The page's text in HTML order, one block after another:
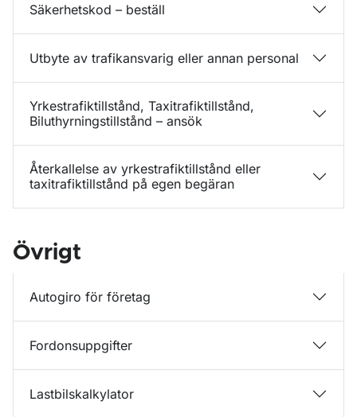
Säkerhetskod – beställ
Utbyte av trafikansvarig eller annan personal
Yrkestrafiktillstånd, Taxitrafiktillstånd,
Biluthyrningstillstånd – ansök
Återkallelse av yrkestrafiktillstånd eller
taxitrafiktillstånd på egen begäran
Övrigt
Autogiro för företag
Fordonsuppgifter
Lastbilskalkylator